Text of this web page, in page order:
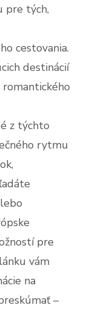
pre tých,
cestovania.
destinácií
z týchto
rytmu
pre
vám
na
–